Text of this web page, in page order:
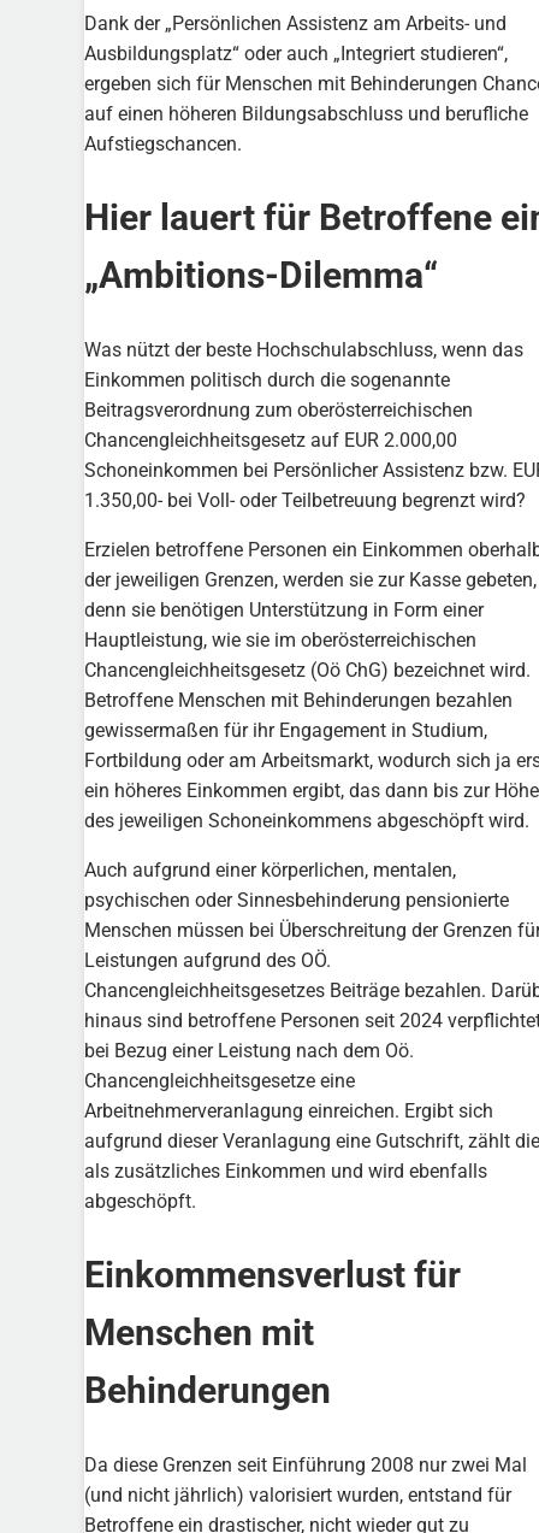
Dank der „Persönlichen Assistenz am Arbeits- und
Ausbildungsplatz“ oder auch „Integriert studieren“,
ergeben sich für Menschen mit Behinderungen
auf einen höheren Bildungsabschluss und berufliche
Aufstiegschancen.
Hier lauert für Betroffene
„Ambitions-Dilemma“
Was nützt der beste Hochschulabschluss, wenn das
Einkommen politisch durch die sogenannte
Beitragsverordnung zum oberösterreichischen
Chancengleichheitsgesetz auf EUR 2.000,00
Schoneinkommen bei Persönlicher Assistenz bzw.
1.350,00- bei Voll- oder Teilbetreuung begrenzt wird?
Erzielen betroffene Personen ein Einkommen
der jeweiligen Grenzen, werden sie zur Kasse gebeten,
denn sie benötigen Unterstützung in Form einer
Hauptleistung, wie sie im oberösterreichischen
Chancengleichheitsgesetz (Oö ChG) bezeichnet wird.
Betroffene Menschen mit Behinderungen bezahlen
gewissermaßen für ihr Engagement in Studium,
Fortbildung oder am Arbeitsmarkt, wodurch sich ja
ein höheres Einkommen ergibt, das dann bis zur Höhe
des jeweiligen Schoneinkommens abgeschöpft wird.
Auch aufgrund einer körperlichen, mentalen,
psychischen oder Sinnesbehinderung pensionierte
Menschen müssen bei Überschreitung der Grenzen
Leistungen aufgrund des OÖ.
Chancengleichheitsgesetzes Beiträge bezahlen.
hinaus sind betroffene Personen seit 2024
bei Bezug einer Leistung nach dem Oö.
Chancengleichheitsgesetze eine
Arbeitnehmerveranlagung einreichen. Ergibt sich
aufgrund dieser Veranlagung eine Gutschrift, zählt
als zusätzliches Einkommen und wird ebenfalls
abgeschöpft.
Einkommensverlust für
Menschen mit
Behinderungen
Da diese Grenzen seit Einführung 2008 nur zwei Mal
(und nicht jährlich) valorisiert wurden, entstand für
Betroffene ein drastischer, nicht wieder gut zu